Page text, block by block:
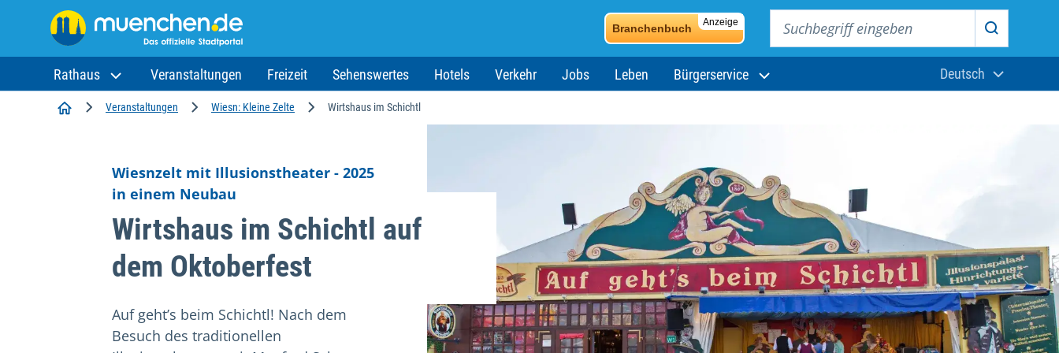
Anzeige
Branchenbuch
Suchen
Rathaus Veranstaltungen Freizeit Sehenswertes Hotels Verkehr Jobs Leben Bürgerservice
Aktuelle
Deutsch
StartseiteVeranstaltungen Wiesn: Kleine Zelte Wirtshaus im Schichtl
Wiesnzelt mit Illusionstheater - 2025
in einem Neubau
Wirtshaus im Schichtl auf
dem Oktoberfest
Auf geht’s beim Schichtl! Nach dem
Besuch des traditionellen